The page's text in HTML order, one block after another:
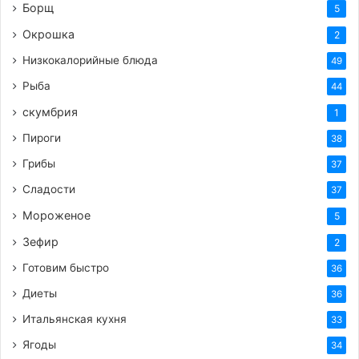
здоровое_питание
похудеть_быстро
сыр
Борщ 5
Окрошка 2
Низкокалорийные блюда 49
Рыба 44
скумбрия 1
Пироги 38
Грибы 37
Сладости 37
Мороженое 5
Зефир 2
Готовим быстро 36
Диеты 36
Итальянская кухня 33
Ягоды 34